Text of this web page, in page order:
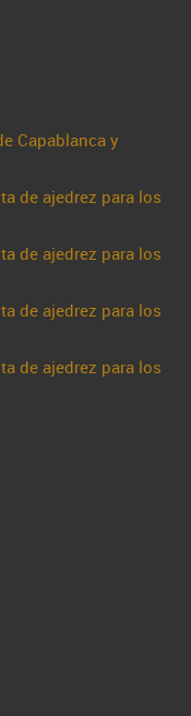
Capablanca y
de ajedrez para los
de ajedrez para los
de ajedrez para los
de ajedrez para los